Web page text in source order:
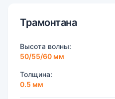
Трамонтана
Высота волны:
50/55/60 мм
Толщина:
0.5 мм